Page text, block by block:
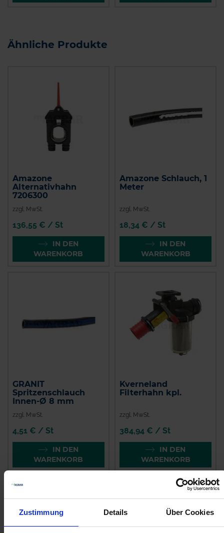
Zustimmung Details Über Cookies
Ähnliche Produkte
Amazone
Alternativhahn
7206300
zzgl. MwSt.
136,55 € / St
IN DEN
WARENKORB
Amazone Schlauch, 1
Meter
zzgl. MwSt.
18,34 € / St
IN DEN
WARENKORB
GRANIT
Spritzenschlauch
Innen-Ø 8 mm
zzgl. MwSt.
4,51 € / St
IN DEN
WARENKORB
Kverneland
Filterhahn kpl.
zzgl. MwSt.
384,94 € / St
IN DEN
WARENKORB
Anmelden für Ihren persönlichen Preis